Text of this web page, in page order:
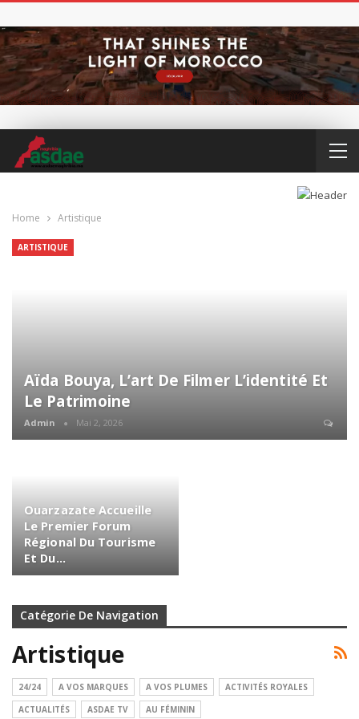
Home Artistique
ARTISTIQUE
Aïda Bouya, L’art De Filmer L’identité Et
Le Patrimoine
Admin Mai 2, 2026
Ouarzazate Accueille
Le Premier Forum
Régional Du Tourisme
Et Du…
Catégorie De Navigation
Artistique
24/24 A VOS MARQUES A VOS PLUMES
ACTIVITÉS ROYALES
ACTUALITÉS
ASDAE TV AU FÉMININ